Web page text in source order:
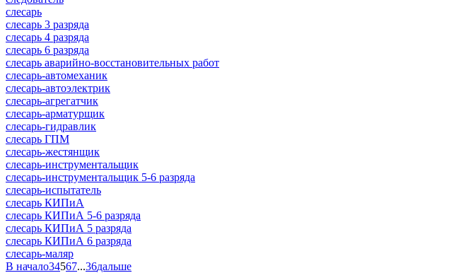
слесарь
слесарь 3 разряда
слесарь 4 разряда
слесарь 6 разряда
слесарь аварийно-восстановительных работ
слесарь-автомеханик
слесарь-автоэлектрик
слесарь-агрегатчик
слесарь-арматурщик
слесарь-гидравлик
слесарь ГПМ
слесарь-жестянщик
слесарь-инструментальщик
слесарь-инструментальщик 5-6 разряда
слесарь-испытатель
слесарь КИПиА
слесарь КИПиА 5-6 разряда
слесарь КИПиА 5 разряда
слесарь КИПиА 6 разряда
слесарь-маляр
В начало34567...36дальше